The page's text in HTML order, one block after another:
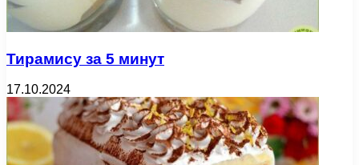
Тирамису за 5 минут
17.10.2024